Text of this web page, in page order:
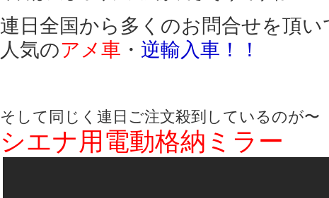
連日全国から多くのお問合せを頂い
人気のアメ車 ・ 逆輸入車！！
そして同じく連日ご注文殺到しているのが〜
シエナ用電動格納ミラー